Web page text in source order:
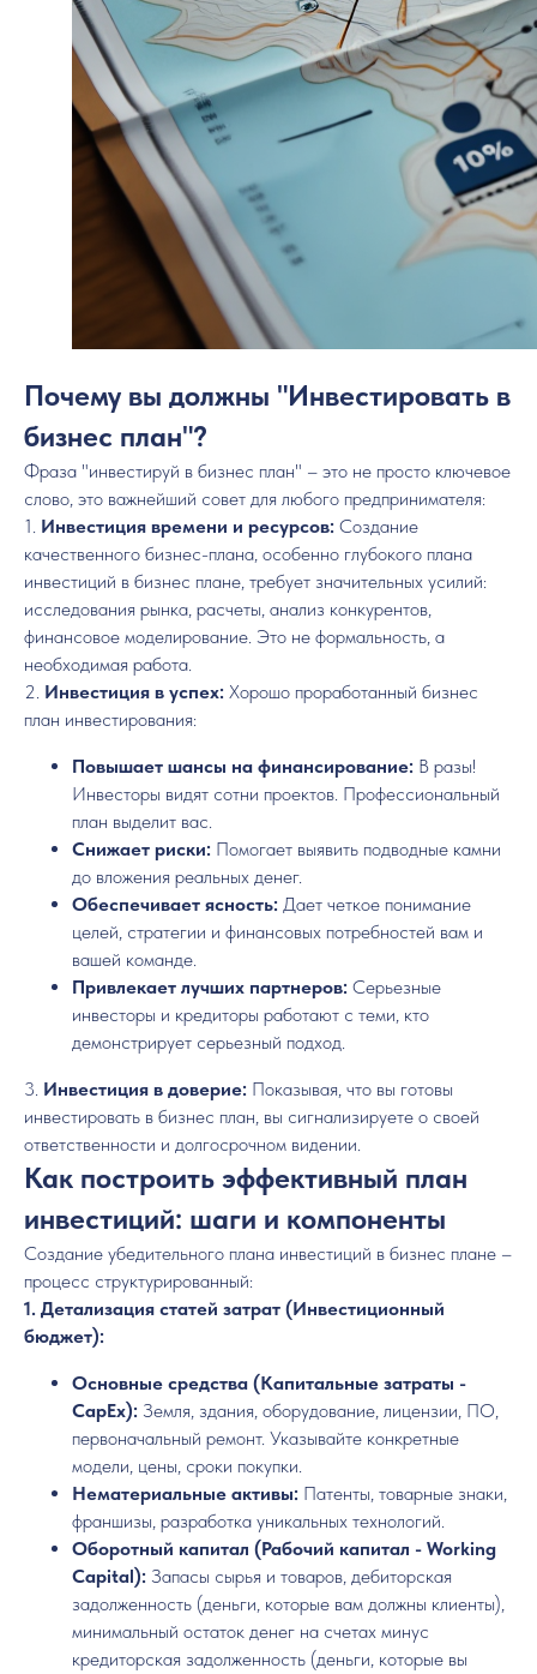
Почему вы должны "Инвестировать в
бизнес план"?
Фраза "инвестируй в бизнес план" – это не просто ключевое
слово, это важнейший совет для любого предпринимателя:
1. Инвестиция времени и ресурсов: Создание
качественного бизнес-плана, особенно глубокого плана
инвестиций в бизнес плане, требует значительных усилий:
исследования рынка, расчеты, анализ конкурентов,
финансовое моделирование. Это не формальность, а
необходимая работа.
2. Инвестиция в успех: Хорошо проработанный бизнес
план инвестирования:
Повышает шансы на финансирование: В разы!
Инвесторы видят сотни проектов. Профессиональный
план выделит вас.
Снижает риски: Помогает выявить подводные камни
до вложения реальных денег.
Обеспечивает ясность: Дает четкое понимание
целей, стратегии и финансовых потребностей вам и
вашей команде.
Привлекает лучших партнеров: Серьезные
инвесторы и кредиторы работают с теми, кто
демонстрирует серьезный подход.
3. Инвестиция в доверие: Показывая, что вы готовы
инвестировать в бизнес план, вы сигнализируете о своей
ответственности и долгосрочном видении.
Как построить эффективный план
инвестиций: шаги и компоненты
Создание убедительного плана инвестиций в бизнес плане –
процесс структурированный:
1. Детализация статей затрат (Инвестиционный
бюджет):
Основные средства (Капитальные затраты -
CapEx): Земля, здания, оборудование, лицензии, ПО,
первоначальный ремонт. Указывайте конкретные
модели, цены, сроки покупки.
Нематериальные активы: Патенты, товарные знаки,
франшизы, разработка уникальных технологий.
Оборотный капитал (Рабочий капитал - Working
Capital): Запасы сырья и товаров, дебиторская
задолженность (деньги, которые вам должны клиенты),
минимальный остаток денег на счетах минус
кредиторская задолженность (деньги, которые вы